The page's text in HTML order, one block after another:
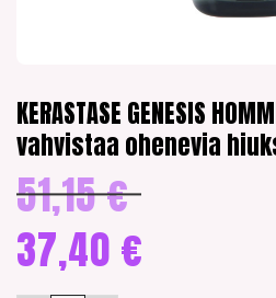
KERASTASE GENESIS
vahvistaa ohenevia
51,15€ hinta
51,15 €.
37,40 €